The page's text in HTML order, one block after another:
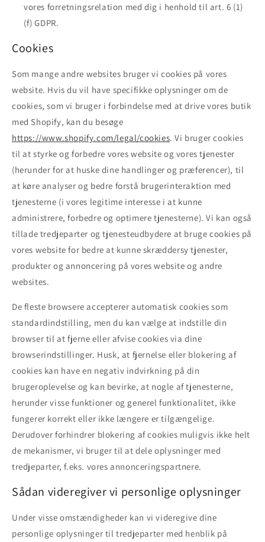
vores forretningsrelation med dig i henhold til art. 6 (1)
(f) GDPR.
Cookies
Som mange andre websites bruger vi cookies på vores
website. Hvis du vil have specifikke oplysninger om de
cookies, som vi bruger i forbindelse med at drive vores butik
med Shopify, kan du besøge
https://www.shopify.com/legal/cookies. Vi bruger cookies
til at styrke og forbedre vores website og vores tjenester
(herunder for at huske dine handlinger og præferencer), til
at køre analyser og bedre forstå brugerinteraktion med
tjenesterne (i vores legitime interesse i at kunne
administrere, forbedre og optimere tjenesterne). Vi kan også
tillade tredjeparter og tjenesteudbydere at bruge cookies på
vores website for bedre at kunne skræddersy tjenester,
produkter og annoncering på vores website og andre
websites.
De fleste browsere accepterer automatisk cookies som
standardindstilling, men du kan vælge at indstille din
browser til at fjerne eller afvise cookies via dine
browserindstillinger. Husk, at fjernelse eller blokering af
cookies kan have en negativ indvirkning på din
brugeroplevelse og kan bevirke, at nogle af tjenesterne,
herunder visse funktioner og generel funktionalitet, ikke
fungerer korrekt eller ikke længere er tilgængelige.
Derudover forhindrer blokering af cookies muligvis ikke helt
de mekanismer, vi bruger til at dele oplysninger med
tredjeparter, f.eks. vores annonceringspartnere.
Sådan videregiver vi personlige oplysninger
Under visse omstændigheder kan vi videregive dine
personlige oplysninger til tredjeparter med henblik på